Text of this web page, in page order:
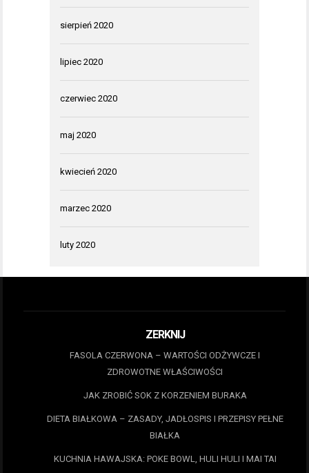
sierpień 2020
lipiec 2020
czerwiec 2020
maj 2020
kwiecień 2020
marzec 2020
luty 2020
ZERKNIJ
FASOLA CZERWONA – WARTOŚCI ODŻYWCZE I
ZDROWOTNE WŁAŚCIWOŚCI
JAK ZROBIĆ SOK Z KORZENIEM BURAKA
DIETA BIAŁKOWA – ZASADY, JADŁOSPIS I PRZEPISY PEŁNE
BIAŁKA
KUCHNIA HAWAJSKA: POKE BOWL, HULI HULI I MAI TAI